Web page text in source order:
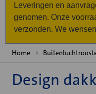
Leveringen en
genomen. Onze
verzonden. We
Home
Design